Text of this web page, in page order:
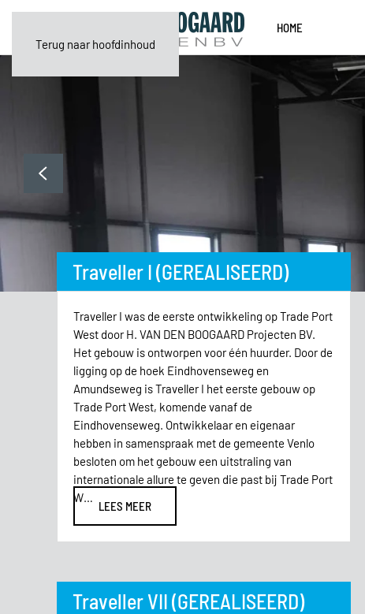
Terug naar hoofdinhoud
HOME
Traveller I (GEREALISEERD)
Traveller I was de eerste ontwikkeling op Trade Port
West door H. VAN DEN BOOGAARD Projecten BV.
Het gebouw is ontworpen voor één huurder. Door de
ligging op de hoek Eindhovenseweg en
Amundseweg is Traveller I het eerste gebouw op
Trade Port West, komende vanaf de
Eindhovenseweg. Ontwikkelaar en eigenaar
hebben in samenspraak met de gemeente Venlo
besloten om het gebouw een uitstraling van
internationale allure te geven die past bij Trade Port
W…
LEES MEER
Traveller VII (GEREALISEERD)